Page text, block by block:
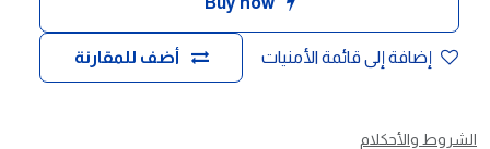
أضف للمقارنة إضافة إلى قائمة الأمنيات
الشروط والأحكلام